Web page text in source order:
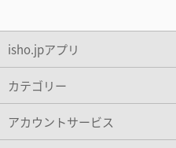
isho.jpアプリ
カテゴリー
アカウントサービス